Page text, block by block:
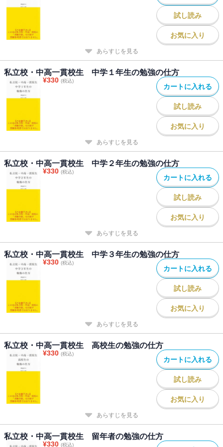
試し読み
お気に入り
あらすじを見る
私立校・中高一貫校生 中学１年生の勉強の仕方
¥330 (税込)
カートに入れる
試し読み
お気に入り
あらすじを見る
私立校・中高一貫校生 中学２年生の勉強の仕方
¥330 (税込)
カートに入れる
試し読み
お気に入り
あらすじを見る
私立校・中高一貫校生 中学３年生の勉強の仕方
¥330 (税込)
カートに入れる
試し読み
お気に入り
あらすじを見る
私立校・中高一貫校生 高校生の勉強の仕方
¥330 (税込)
カートに入れる
試し読み
お気に入り
あらすじを見る
私立校・中高一貫校生 留年者の勉強の仕方
¥330 (税込)